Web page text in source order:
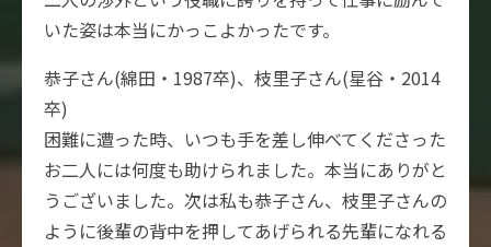
いた姿は本当にかっこよかったです。
恭子さん(綿田・1987卒)、枝里子さん(星谷・2014
卒)
困難に遭った時、いつも手を差し伸べてくださった
お二人には何度も助けられました。本当にありがと
うございました。次は私も恭子さん、枝里子さんの
ように後輩の背中を押してあげられる先輩になれる